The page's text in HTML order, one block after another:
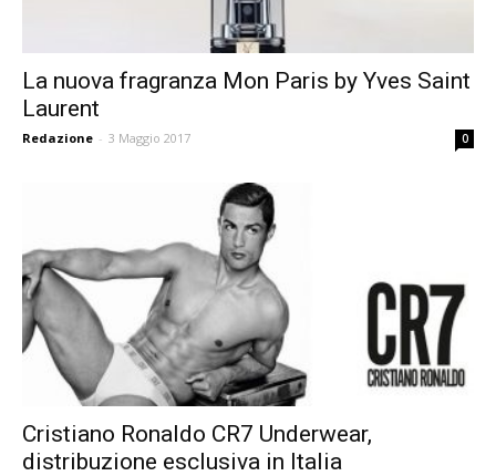
La nuova fragranza Mon Paris by Yves Saint
Laurent
Redazione - 3 Maggio 2017 0
Cristiano Ronaldo CR7 Underwear,
distribuzione esclusiva in Italia